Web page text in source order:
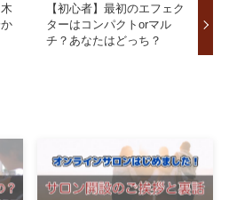
【初心者】最初のエフェク
ターはコンパクトorマル
チ？あなたはどっち？